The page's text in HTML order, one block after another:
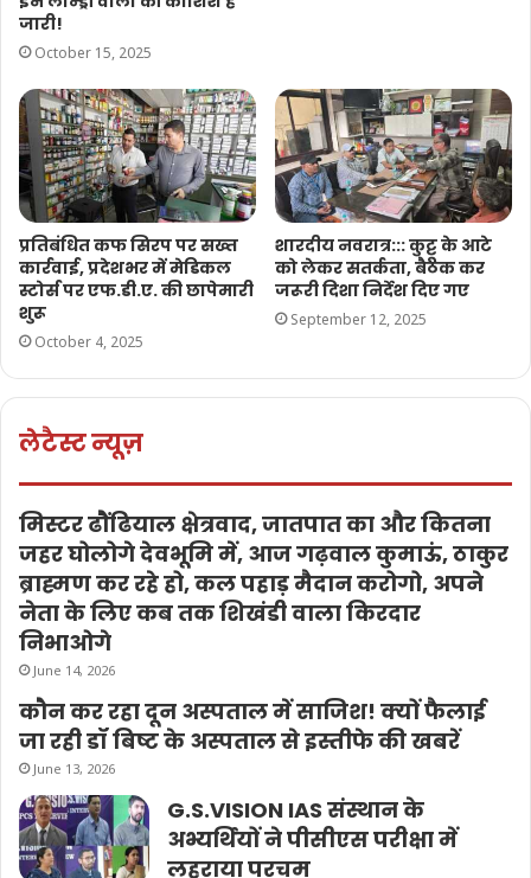
जारी!
October 15, 2025
प्रतिबंधित कफ सिरप पर सख्त
कार्रवाई, प्रदेशभर में मेडिकल
स्टोर्स पर एफ.डी.ए. की छापेमारी
शुरू
October 4, 2025
शारदीय नवरात्र::: कुट्टू के आटे
को लेकर सतर्कता, बैठक कर
जरूरी दिशा निर्देश दिए गए
September 12, 2025
लेटैस्ट न्यूज़
मिस्टर ढौंढियाल क्षेत्रवाद, जातपात का और कितना
जहर घोलोगे देवभूमि में, आज गढ़वाल कुमाऊं, ठाकुर
ब्राह्मण कर रहे हो, कल पहाड़ मैदान करोगो, अपने
नेता के लिए कब तक शिखंडी वाला किरदार
निभाओगे
June 14, 2026
कौन कर रहा दून अस्पताल में साजिश! क्यों फैलाई
जा रही डॉ बिष्ट के अस्पताल से इस्तीफे की खबरें
June 13, 2026
G.S.VISION IAS संस्थान के
अभ्यर्थियों ने पीसीएस परीक्षा में
लहराया परचम